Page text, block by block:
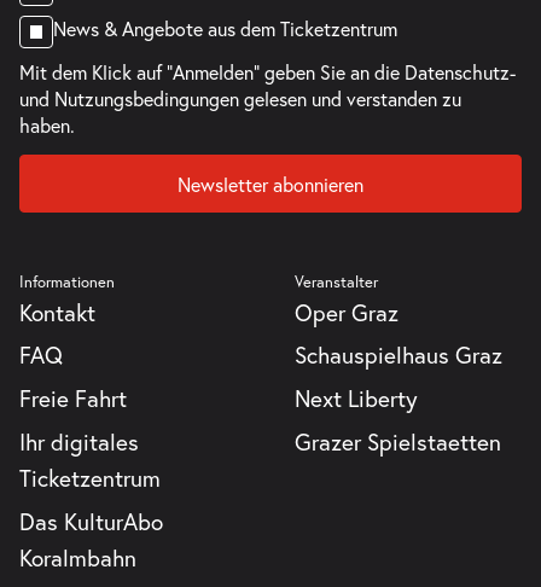
News & Angebote aus dem Ticketzentrum
Mit dem Klick auf "Anmelden" geben Sie an die Datenschutz-
und Nutzungsbedingungengelesen und verstanden zu
haben.
Newsletter abonnieren
Informationen
Kontakt
FAQ
Freie Fahrt
Ihr digitales
Ticketzentrum
Das KulturAbo
Koralmbahn
Veranstalter
Oper Graz
Schauspielhaus Graz
Next Liberty
Grazer Spielstaetten